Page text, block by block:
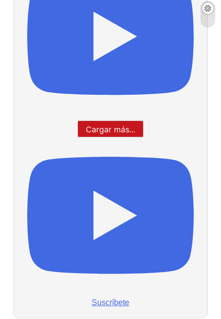
Cargar más...
Suscríbete